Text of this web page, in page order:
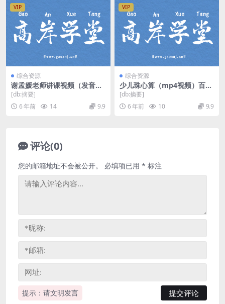
VIP
综合资源
谢孟媛老师讲课视频（发音
篇）百度网盘
[db:摘要]
6 年前
14 9.9
VIP
综合资源
少儿珠心算（mp4视频）百度
网盘
[db:摘要]
6 年前
10 9.9
评论(0)
提示：请文明发言
您的邮箱地址不会被公开。 必填项已用 * 标注